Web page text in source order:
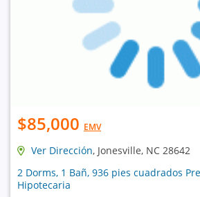
$85,000 EMV
Ver Dirección, Jonesville, NC 28642
2 Dorms, 1 Bañ, 936 pies cuadrados
Hipotecaria